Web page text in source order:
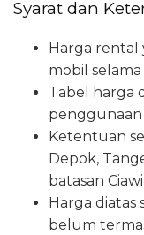
Syarat dan
Harga
mobil selama
Tabel harga
penggunaan
Ketentuan
Depok,
batasan
Harga diatas
belum